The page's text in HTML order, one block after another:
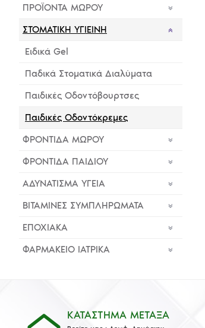
ΠΡΟΪΟΝΤΑ ΜΩΡΟΥ
ΣΤΟΜΑΤΙΚΗ ΥΓΙΕΙΝΗ
Ειδικά Gel
Παδικά Στοματικά Διαλύματα
Παιδικές Οδοντόβουρτσες
Παιδικές Οδοντόκρεμες
ΦΡΟΝΤΙΔΑ ΜΩΡΟΥ
ΦΡΟΝΤΙΔΑ ΠΑΙΔΙΟΥ
ΑΔΥΝΑΤΙΣΜΑ ΥΓΕΙΑ
ΒΙΤΑΜΙΝΕΣ ΣΥΜΠΛΗΡΩΜΑΤΑ
ΕΠΟΧΙΑΚΑ
ΦΑΡΜΑΚΕΙΟ ΙΑΤΡΙΚΑ
ΚΑΤΑΣΤΗΜΑ ΜΕΤΑΞΑ